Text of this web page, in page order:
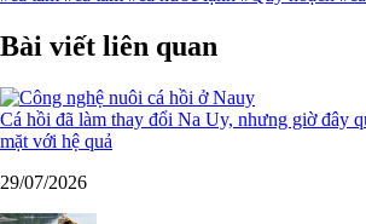
Bài viết liên quan
Cá hồi đã làm thay đổi Na Uy, nhưng giờ đây
mặt với hệ quả
29/07/2026